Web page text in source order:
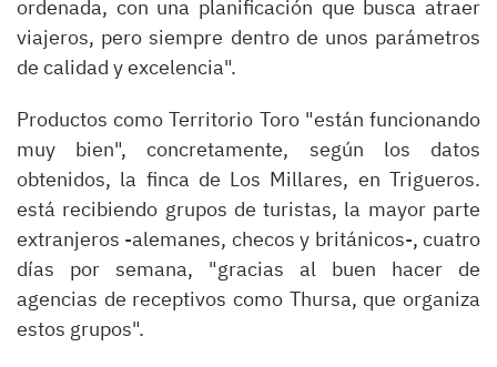
ordenada, con una planificación que busca atraer
viajeros, pero siempre dentro de unos parámetros
de calidad y excelencia".
Productos como Territorio Toro "están funcionando
muy bien", concretamente, según los datos
obtenidos, la finca de Los Millares, en Trigueros.
está recibiendo grupos de turistas, la mayor parte
extranjeros -alemanes, checos y británicos-, cuatro
días por semana, "gracias al buen hacer de
agencias de receptivos como Thursa, que organiza
estos grupos".